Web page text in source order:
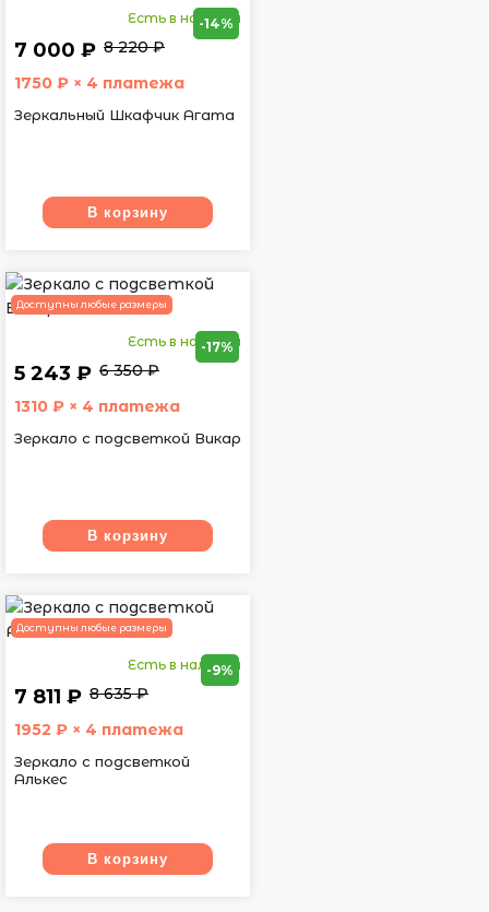
Есть в наличии
7 000 ₽ 8 220 ₽
-14%
1750 ₽ × 4 платежа
Зеркальный Шкафчик Агата
В корзину
Доступны любые размеры
Есть в наличии
5 243 ₽ 6 350 ₽
-17%
1310 ₽ × 4 платежа
Зеркало с подсветкой Викар
В корзину
Доступны любые размеры
Есть в наличии
7 811 ₽ 8 635 ₽
-9%
1952 ₽ × 4 платежа
Зеркало с подсветкой
Алькес
В корзину